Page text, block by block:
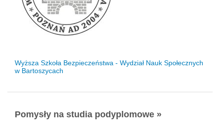
Wyższa Szkoła Bezpieczeństwa - Wydział Nauk Społecznych
w Bartoszycach
Pomysły na studia podyplomowe »